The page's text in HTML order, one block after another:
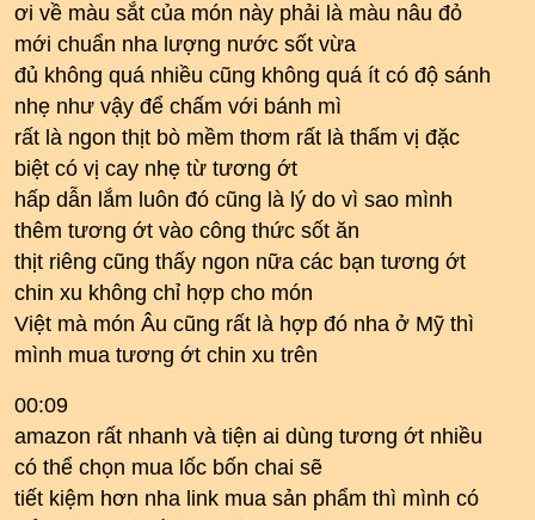
ơi về màu sắt của món này phải là màu nâu đỏ
mới chuẩn nha lượng nước sốt vừa
đủ không quá nhiều cũng không quá ít có độ sánh
nhẹ như vậy để chấm với bánh mì
rất là ngon thịt bò mềm thơm rất là thấm vị đặc
biệt có vị cay nhẹ từ tương ớt
hấp dẫn lắm luôn đó cũng là lý do vì sao mình
thêm tương ớt vào công thức sốt ăn
thịt riêng cũng thấy ngon nữa các bạn tương ớt
chin xu không chỉ hợp cho món
Việt mà món Âu cũng rất là hợp đó nha ở Mỹ thì
mình mua tương ớt chin xu trên
00:09
amazon rất nhanh và tiện ai dùng tương ớt nhiều
có thể chọn mua lốc bốn chai sẽ
tiết kiệm hơn nha link mua sản phẩm thì mình có